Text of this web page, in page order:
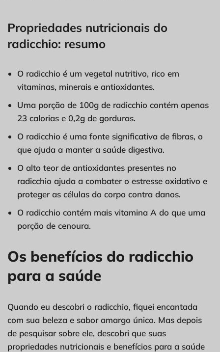
Propriedades nutricionais do
radicchio: resumo
O radicchio é um vegetal nutritivo, rico em
vitaminas, minerais e antioxidantes.
Uma porção de 100g de radicchio contém apenas
23 calorias e 0,2g de gorduras.
O radicchio é uma fonte significativa de fibras, o
que ajuda a manter a saúde digestiva.
O alto teor de antioxidantes presentes no
radicchio ajuda a combater o estresse oxidativo e
proteger as células do corpo contra danos.
O radicchio contém mais vitamina A do que uma
porção de cenoura.
Os benefícios do radicchio
para a saúde
Quando eu descobri o radicchio, fiquei encantada
com sua beleza e sabor amargo único. Mas depois
de pesquisar sobre ele, descobri que suas
propriedades nutricionais e benefícios para a saúde